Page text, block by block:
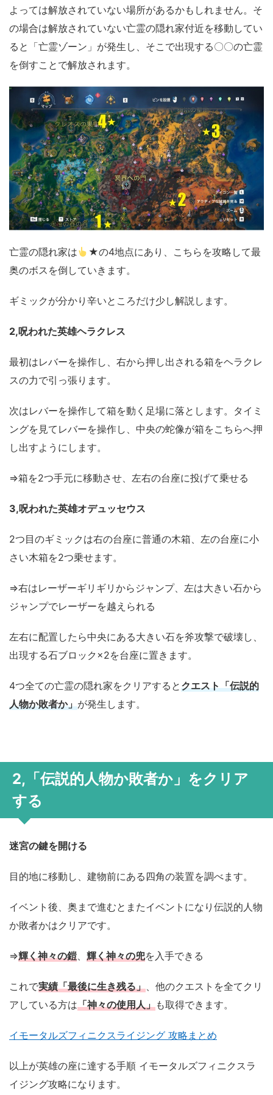
よっては解放されていない場所があるかもしれません。そ
の場合は解放されていない亡霊の隠れ家付近を移動してい
ると「亡霊ゾーン」が発生し、そこで出現する〇〇の亡霊
を倒すことで解放されます。
亡霊の隠れ家は
★の4地点にあり、こちらを攻略して最
奥のボスを倒していきます。
ギミックが分かり辛いところだけ少し解説します。
2,呪われた英雄ヘラクレス
最初はレバーを操作し、右から押し出される箱をヘラクレ
スの力で引っ張ります。
次はレバーを操作して箱を動く足場に落とします。タイミ
ングを見てレバーを操作し、中央の蛇像が箱をこちらへ押
し出すようにします。
⇒箱を2つ手元に移動させ、左右の台座に投げて乗せる
3,呪われた英雄オデュッセウス
2つ目のギミックは右の台座に普通の木箱、左の台座に小
さい木箱を2つ乗せます。
⇒右はレーザーギリギリからジャンプ、左は大きい石から
ジャンプでレーザーを越えられる
左右に配置したら中央にある大きい石を斧攻撃で破壊し、
出現する石ブロック×2を台座に置きます。
4つ全ての亡霊の隠れ家をクリアするとクエスト「伝説的
人物か敗者か」が発生します。
2,「伝説的人物か敗者か」をクリア
する
迷宮の鍵を開ける
目的地に移動し、建物前にある四角の装置を調べます。
イベント後、奥まで進むとまたイベントになり伝説的人物
か敗者かはクリアです。
⇒輝く神々の鎧、 輝く神々の兜を入手できる
これで実績「最後に生き残る」、他のクエストを全てクリ
アしている方は「神々の使用人」も取得できます。
イモータルズフィニクスライジング 攻略まとめ
以上が英雄の座に達する手順 イモータルズフィニクスラ
イジング攻略になります。